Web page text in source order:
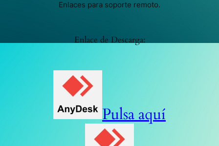
Enlaces para soporte remoto.
Enlace de Descarga:
Pulsa aquí